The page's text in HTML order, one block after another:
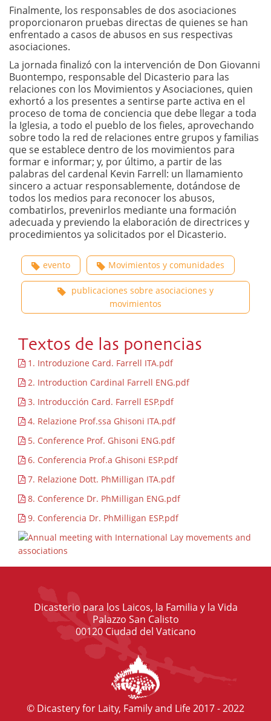
Finalmente, los responsables de dos asociaciones
proporcionaron pruebas directas de quienes se han
enfrentado a casos de abusos en sus respectivas
asociaciones.
La jornada finalizó con la intervención de Don Giovanni
Buontempo, responsable del Dicasterio para las
relaciones con los Movimientos y Asociaciones, quien
exhortó a los presentes a sentirse parte activa en el
proceso de toma de conciencia que debe llegar a toda
la Iglesia, a todo el pueblo de los fieles, aprovechando
sobre todo la red de relaciones entre grupos y familias
que se establece dentro de los movimientos para
formar e informar; y, por último, a partir de las
palabras del cardenal Kevin Farrell: un llamamiento
sincero a actuar responsablemente, dotándose de
todos los medios para reconocer los abusos,
combatirlos, prevenirlos mediante una formación
adecuada y previendo la elaboración de directrices y
procedimientos ya solicitados por el Dicasterio.
evento Movimientos y comunidades
publicaciones sobre asociaciones y
movimientos
Textos de las ponencias
1. Introduzione Card. Farrell ITA.pdf
2. Introduction Cardinal Farrell ENG.pdf
3. Introducción Card. Farrell ESP.pdf
4. Relazione Prof.ssa Ghisoni ITA.pdf
5. Conference Prof. Ghisoni ENG.pdf
6. Conferencia Prof.a Ghisoni ESP.pdf
7. Relazione Dott. PhMilligan ITA.pdf
8. Conference Dr. PhMilligan ENG.pdf
9. Conferencia Dr. PhMilligan ESP.pdf
Dicasterio para los Laicos, la Familia y la Vida
Palazzo San Calisto
00120 Ciudad del Vaticano
© Dicastery for Laity, Family and Life 2017 - 2022